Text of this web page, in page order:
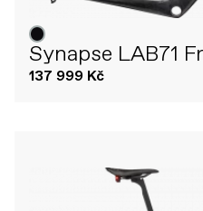
Synapse LAB71
137 999 Kč